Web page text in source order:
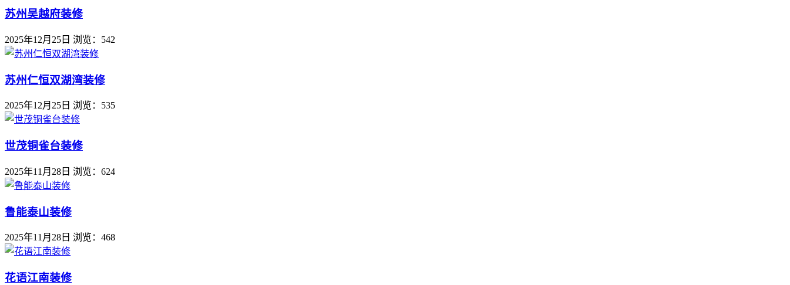
苏州吴越府装修
2025年12月25日 浏览：542
苏州仁恒双湖湾装修
2025年12月25日 浏览：535
世茂铜雀台装修
2025年11月28日 浏览：624
鲁能泰山装修
2025年11月28日 浏览：468
花语江南装修